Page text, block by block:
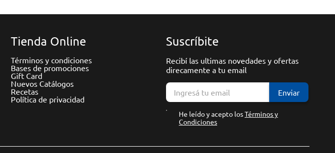
Tienda Online
Términos y condiciones
Bases de promociones
Gift Card
Nuevos Catálogos
Recetas
Política de privacidad
Suscríbite
Recibí las ultimas novedades y ofertas
direcamente a tu email
Enviar
He leído y acepto losTérminos y
Condiciones